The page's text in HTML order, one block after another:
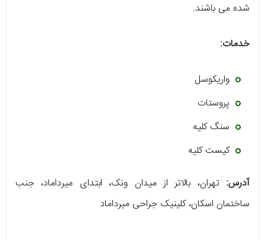
شده می باشند.
خدمات:
واریکوسل
پروستات
سنگ کلیه
کیست کلیه
آدرس: تهران، بالاتر از میدان ونک، ابتدای میرداماد، جنب
ساختمان اسکان، کلینیک جراحی میرداماد